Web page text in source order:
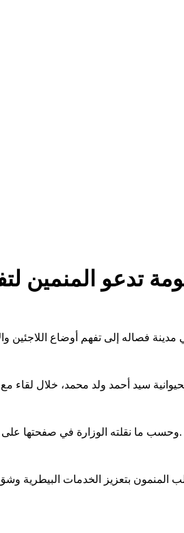
تدعو المنمين
وحسب ما نقلته الوزارة في صفحتها على فيسبوك؛ عبر المنمون المشاركون في الاجتماع عن استيائهم من استغلال البيئة عبر قطع الأشجار.